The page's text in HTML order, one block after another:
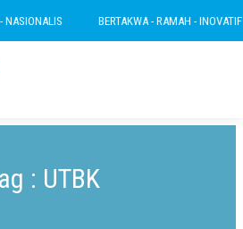
BERTAKWA - RAMAH - INOVATIF
: UTBK